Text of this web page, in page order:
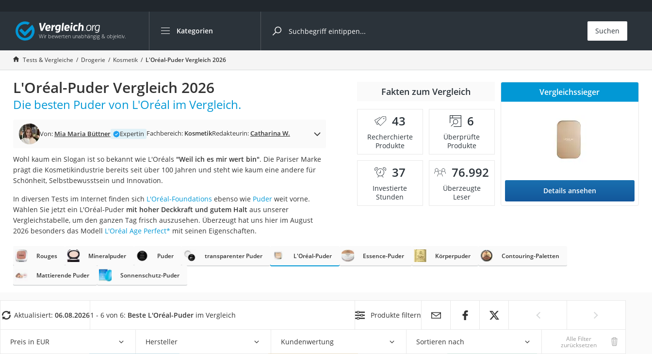
Kategorien
Die beliebtesten Vergleiche nach Kategorie
Drogerie
Inhalator
Haarschneider
Rollator
Katzenklappe (Chip)
Masturbator
Massagepistole
Reisehaartrockner
Eiweißpulver
Katzenklappe
Nackenmassagegerät
Zeckenschutz Katze
Philips-Sonicare-Zahnbürste
Mineralfutter Pferd
Suchen
Tests & Vergleiche Drogerie Kosmetik L'Oréal-Puder Vergleich 2026
L'Oréal-Puder Vergleich 2026
Die besten Puder von L'Oréal im Vergleich.
Von: Mia Maria Büttner Expertin Fachbereich: KosmetikRedakteurin:Catharina W.
Wohl kaum ein Slogan ist so bekannt wie L'Oréals "Weil ich es mir wert bin". Die Pariser Marke
prägt die Kosmetikindustrie bereits seit über 100 Jahren und steht wie kaum eine andere für
Schönheit, Selbstbewusstsein und Innovation.
In diversen Tests im Internet finden sich L'Oréal-Foundations ebenso wie Puderweit vorne.
Wählen Sie jetzt ein L'Oréal-Puder mit hoher Deckkraft und gutem Halt aus unserer
Vergleichstabelle, um den ganzen Tag frisch auszusehen. Überzeugt hat uns hier im August
2026 besonders das Modell L'Oréal Age Perfect* mit seinen Eigenschaften.
Fakten zum Vergleich
43
Recherchierte
Produkte
6
Überprüfte
Produkte
37
Investierte
Stunden
76.992
Überzeugte
Leser
Vergleichssieger
Details ansehen
Rouges Mineralpuder Puder transparenter Puder L'Oréal-Puder Essence-Puder Körperpuder Contouring-Paletten
Mattierende Puder Sonnenschutz-Puder
Aktualisiert: 06.08.20261 - 6 von 6: Beste L'Oréal-Puder im Vergleich Produkte filtern
Preis in EUR Hersteller Kundenwertung Sortieren nach Alle Filter
zurücksetzen